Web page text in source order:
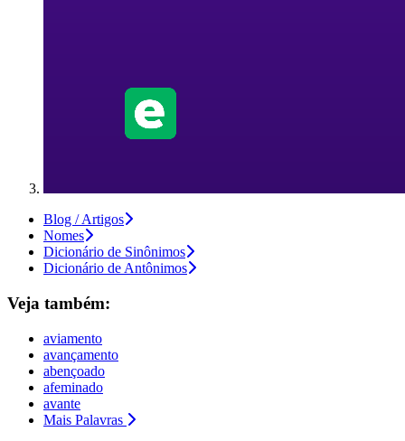
Blog / Artigos
Nomes
Dicionário de Sinônimos
Dicionário de Antônimos
Veja também:
aviamento
avançamento
abençoado
afeminado
avante
Mais Palavras